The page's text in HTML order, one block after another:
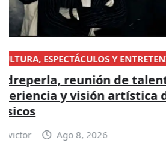
NACIONAL
FGR detiene a apoderada
Ingemar, empresa
‘huachicol’ ferroviario de
victor Ago 8, 2026